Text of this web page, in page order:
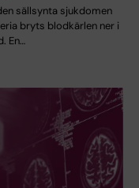
sällsynta sjukdomen
bryts blodkärlen ner i
En…